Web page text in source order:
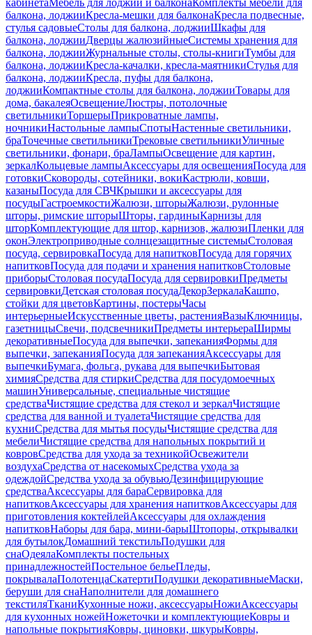
кабинетаМебель для лоджии и балконаКомплекты мебели для
балкона, лоджииКресла-мешки для балконаКресла подвесные,
стулья садовыеСтолы для балкона, лоджииШкафы для
балкона, лоджииДверцы жалюзийныеСистемы хранения для
балкона, лоджииЖурнальные столы, столы-книгиТумбы для
балкона, лоджииКресла-качалки, кресла-маятникиСтулья для
балкона, лоджииКресла, пуфы для балкона,
лоджииКомпактные столы для балкона, лоджииТовары для
дома, бакалеяОсвещениеЛюстры, потолочные
светильникиТоршерыПрикроватные лампы,
ночникиНастольные лампыСпотыНастенные светильники,
браТочечные светильникиТрековые светильникиУличные
светильники, фонари, браЛампыОсвещение для картин,
зеркалКольцевые лампыАксессуары для освещенияПосуда для
готовкиСковороды, сотейники, вокиКастрюли, ковши,
казаныПосуда для СВЧКрышки и аксессуары для
посудыГастроемкостиЖалюзи, шторыЖалюзи, рулонные
шторы, римские шторыШторы, гардиныКарнизы для
шторКомплектующие для штор, карнизов, жалюзиПленки для
оконЭлектроприводные солнцезащитные системыСтоловая
посуда, сервировкаПосуда для напитковПосуда для горячих
напитковПосуда для подачи и хранения напитковСтоловые
приборыСтоловая посудаПосуда для сервировкиПредметы
сервировкиДетская столовая посудаДекорЗеркалаКашпо,
стойки для цветовКартины, постерыЧасы
интерьерныеИскусственные цветы, растенияВазыКлючницы,
газетницыСвечи, подсвечникиПредметы интерьераШирмы
декоративныеПосуда для выпечки, запеканияФормы для
выпечки, запеканияПосуда для запеканияАксессуары для
выпечкиБумага, фольга, рукава для выпечкиБытовая
химияСредства для стиркиСредства для посудомоечных
машинУниверсальные, специальные чистящие
средстваЧистящие средства для стекол и зеркалЧистящие
средства для ванной и туалетаЧистящие средства для
кухниСредства для мытья посудыЧистящие средства для
мебелиЧистящие средства для напольных покрытий и
ковровСредства для ухода за техникойОсвежители
воздухаСредства от насекомыхСредства ухода за
одеждойСредства ухода за обувьюДезинфицирующие
средстваАксессуары для бараСервировка для
напитковАксессуары для хранения напитковАксессуары для
приготовления коктейлейАксессуары для охлаждения
напитковНаборы для бара, мини-барыШтопоры, открывалки
для бутылокДомашний текстильПодушки для
снаОдеялаКомплекты постельных
принадлежностейПостельное бельеПледы,
покрывалаПолотенцаСкатертиПодушки декоративныеМаски,
беруши для снаНаполнители для домашнего
текстиляТканиКухонные ножи, аксессуарыНожиАксессуары
для кухонных ножейНожеточки и комплектующиеКовры и
напольные покрытияКовры, циновки, шкурыКовры,